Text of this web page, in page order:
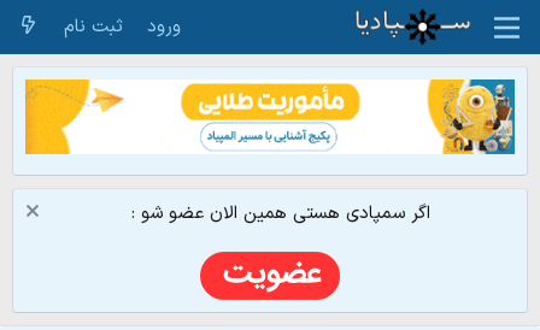
ورود ثبت نام
اگر سمپادی هستی همین الان عضو شو :